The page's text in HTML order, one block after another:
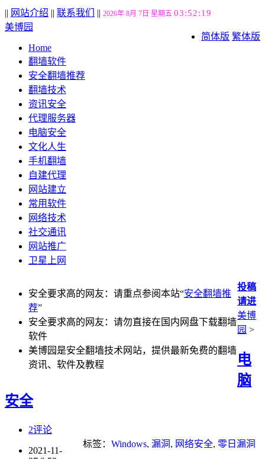
|| 网站介绍 || 联系我们 || 2026年 8月 7日 星期五 03:52:20
简体版 繁体版
美博园
Home
翻墙软件
安全翻墙推荐
翻墙技术
资讯安全
代理服务器
电脑安全
文化人生
手机翻墙
自建代理
网站建立
常用软件
网络技术
社交通讯
网站推广
卫星上网
安全要求高的网友：请重点参阅本站“安全翻墙推
荐”
安全要求高的网友：请勿直接在国内网盘下载翻墙
软件
美博园是安全翻墙技术网站，提供最新免费的翻墙
资讯、软件及教程
投稿
请进
美博
园 >
电
脑
安全
2评论
标签： Windows, 漏洞 , 网络安全, 零日漏洞
2021-11-